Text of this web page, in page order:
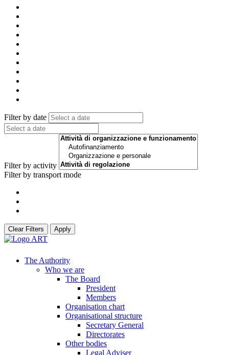
Filter by date
Filter by activity
Filter by transport mode
Clear Filters Apply
The Authority
Who we are
The Board
President
Members
Organisation chart
Organisational structure
Secretary General
Directorates
Other bodies
Legal Adviser